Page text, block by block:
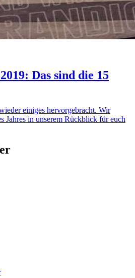
Das sind die 15
einiges hervorgebracht. Wir
Jahres in unserem Rückblick für euch